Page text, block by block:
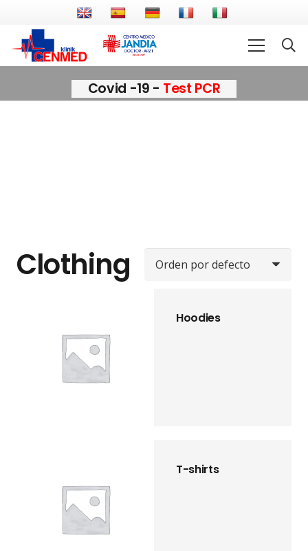
Covid -19 - Test PCR
Clothing
Hoodies
T-shirts